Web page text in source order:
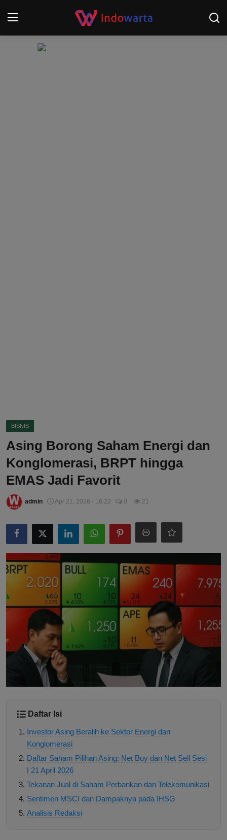
BISNIS
Asing Borong Saham Energi dan
Konglomerasi, BRPT hingga
EMAS Jadi Favorit
admin Apr 21, 2026 - 16:22 0 21
Daftar Isi
Investor Asing Beralih ke Sektor Energi dan
Konglomerasi
Daftar Saham Pilihan Asing: Net Buy dan Net Sell Sesi
I 21 April 2026
Tekanan Jual di Saham Perbankan dan Telekomunikasi
Sentimen MSCI dan Dampaknya pada IHSG
Analisis Redaksi